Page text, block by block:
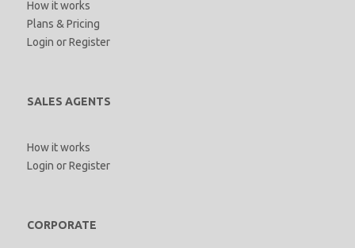
How it works
Plans & Pricing
Login orRegister
SALES AGENTS
How it works
Login orRegister
CORPORATE